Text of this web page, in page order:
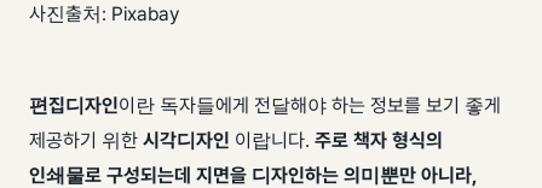
사진출처: Pixabay
편집디자인이란 독자들에게 전달해야 하는 정보를 보기 좋게
제공하기 위한 시각디자인 이랍니다. 주로 책자 형식의
인쇄물로 구성되는데 지면을 디자인하는 의미뿐만 아니라,